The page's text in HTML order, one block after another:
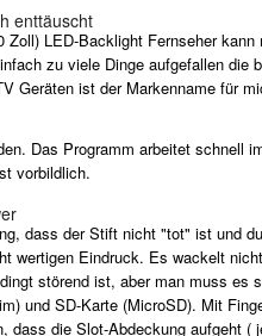
enttäuscht
Zoll) LED-Backlight Fernseher
zu viele Dinge aufgefallen
Geräten ist der Markenname für
Das Programm arbeitet schnell
vorbildlich.
dass der Stift nicht "tot" ist und
wertigen Eindruck. Es wackelt
störend ist, aber man muss es
und SD-Karte (MicroSD). Mit
dass die Slot-Abdeckung aufgeht